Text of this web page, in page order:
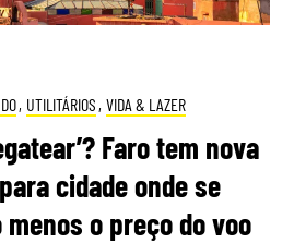
, UTILITÁRIOS , VIDA & LAZER
Faro tem nova
cidade onde se
o preço do voo